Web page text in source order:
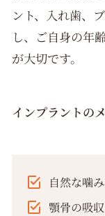
ント、入れ歯、
し、ご自身の年
が大切です。
インプラントの
自然な噛
顎骨の吸